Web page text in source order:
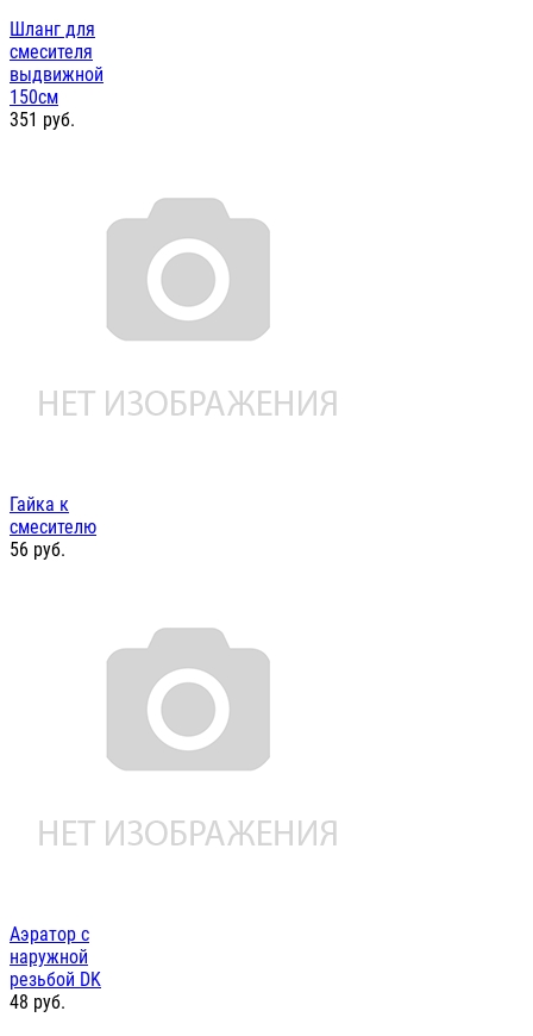
Шланг для
смесителя
выдвижной
150см
351 руб.
Гайка к
смесителю
56 руб.
Аэратор с
наружной
резьбой DK
48 руб.